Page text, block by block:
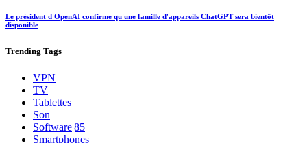
Le président d'OpenAI confirme qu'une famille d'appareils ChatGPT sera bientôt
disponible
Trending Tags
VPN
TV
Tablettes
Son
Software|85
Smartphones